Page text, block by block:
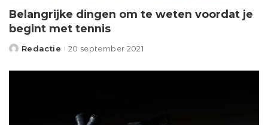
Belangrijke dingen om te weten voordat je
begint met tennis
Posted
Redactie 20 september 2021